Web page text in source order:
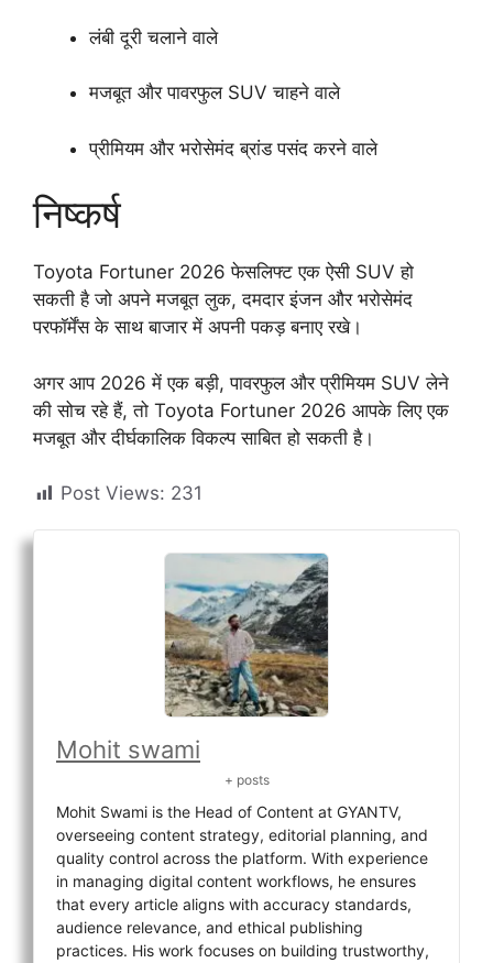
लंबी दूरी चलाने वाले
मजबूत और पावरफुल SUV चाहने वाले
प्रीमियम और भरोसेमंद ब्रांड पसंद करने वाले
निष्कर्ष
Toyota Fortuner 2026 फेसलिफ्ट एक ऐसी SUV हो
सकती है जो अपने मजबूत लुक, दमदार इंजन और भरोसेमंद
परफॉर्मेंस के साथ बाजार में अपनी पकड़ बनाए रखे।
अगर आप 2026 में एक बड़ी, पावरफुल और प्रीमियम SUV लेने
की सोच रहे हैं, तो Toyota Fortuner 2026 आपके लिए एक
मजबूत और दीर्घकालिक विकल्प साबित हो सकती है।
Post Views: 231
Mohit swami
+ posts
Mohit Swami is the Head of Content at GYANTV,
overseeing content strategy, editorial planning, and
quality control across the platform. With experience
in managing digital content workflows, he ensures
that every article aligns with accuracy standards,
audience relevance, and ethical publishing
practices. His work focuses on building trustworthy,